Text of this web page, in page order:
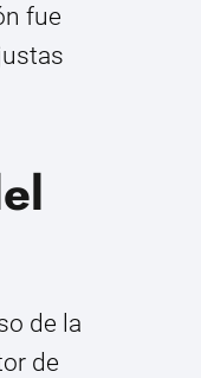
fue
de la
de